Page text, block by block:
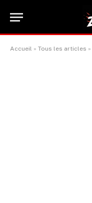
Accueil » Tous les articles »